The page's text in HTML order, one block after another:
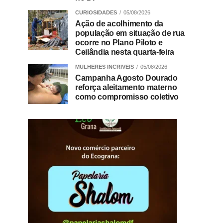
CURIOSIDADES 05/08/2026
Ação de acolhimento da
população em situação de rua
ocorre no Plano Piloto e
Ceilândia nesta quarta-feira
MULHERES INCRIVEIS 05/08/2026
Campanha Agosto Dourado
reforça aleitamento materno
como compromisso coletivo